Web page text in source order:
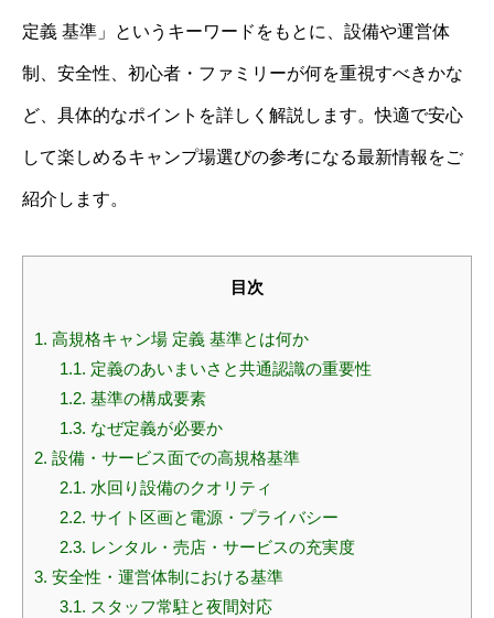
定義 基準」というキーワードをもとに、設備や運営体
制、安全性、初心者・ファミリーが何を重視すべきかな
ど、具体的なポイントを詳しく解説します。快適で安心
して楽しめるキャンプ場選びの参考になる最新情報をご
紹介します。
目次
1. 高規格キャン場 定義 基準とは何か
1.1. 定義のあいまいさと共通認識の重要性
1.2. 基準の構成要素
1.3. なぜ定義が必要か
2. 設備・サービス面での高規格基準
2.1. 水回り設備のクオリティ
2.2. サイト区画と電源・プライバシー
2.3. レンタル・売店・サービスの充実度
3. 安全性・運営体制における基準
3.1. スタッフ常駐と夜間対応